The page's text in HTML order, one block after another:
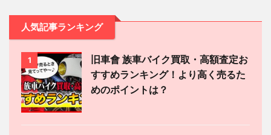
人気記事ランキング
1
旧車會 族車バイク買取・高額査定お
すすめランキング！より高く売るた
めのポイントは？